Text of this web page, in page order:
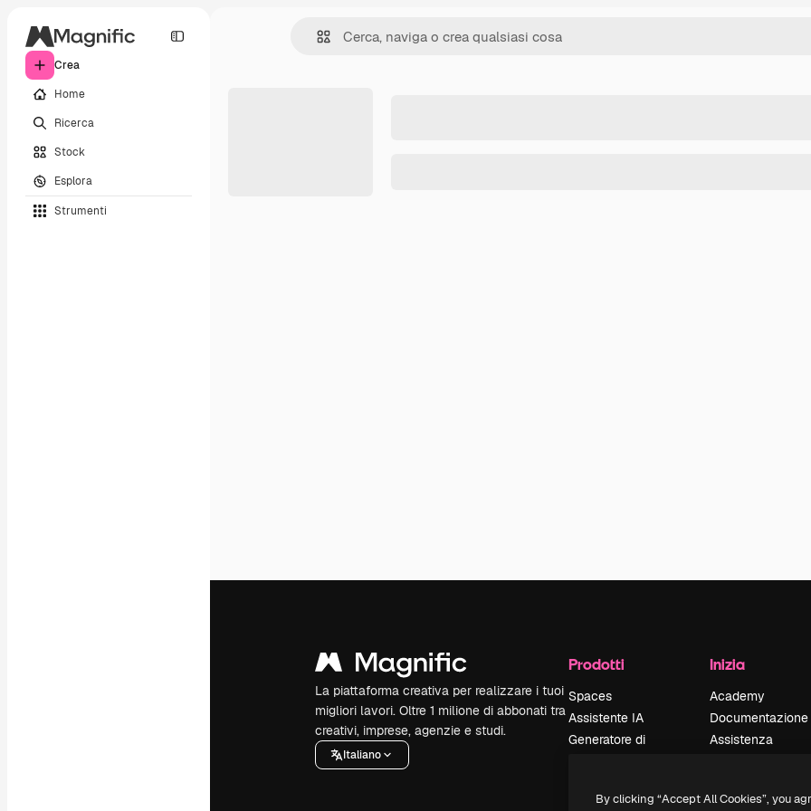
Crea
Home
Ricerca
Stock
Esplora
Strumenti
La piattaforma creativa per realizzare i tuoi
migliori lavori. Oltre 1 milione di abbonati tra
creativi, imprese, agenzie e studi.
Italiano
Prodotti
Spaces
Assistente IA
Generatore di
Inizia
Academy
Documentazione
Assistenza
Politica sulla
By clicking “Accept All Cookies”, you